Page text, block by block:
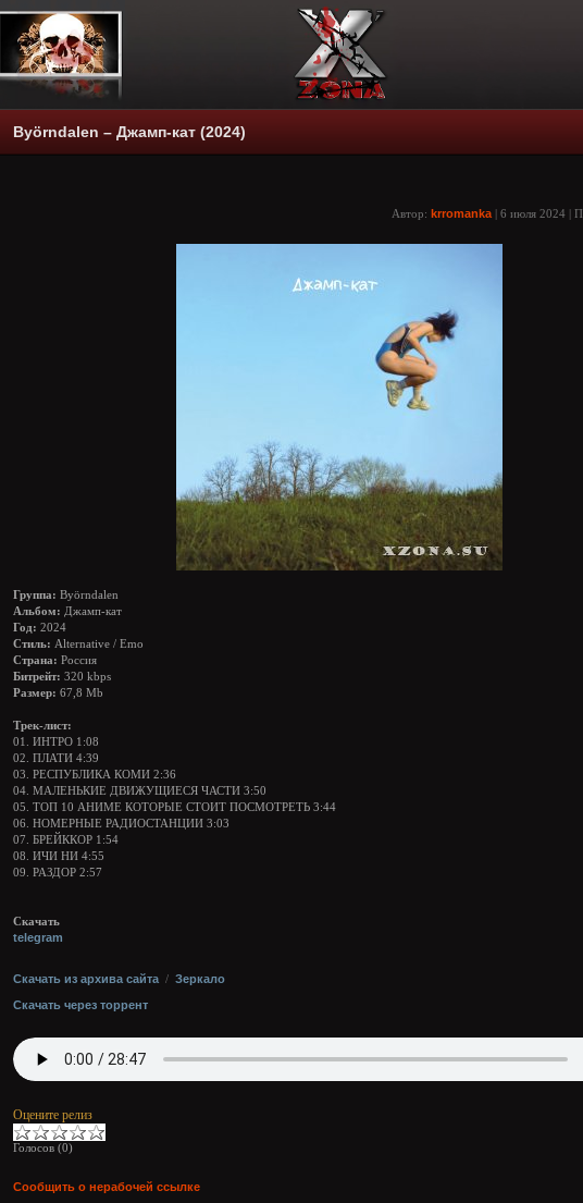
Byörndalen – Джамп-кат (2024)
Автор: krromanka | 6 июля 2024 |
Группа: Byörndalen
Альбом: Джамп-кат
Год: 2024
Стиль: Alternative / Emo
Страна: Россия
Битрейт: 320 kbps
Размер: 67,8 Мb
Трек-лист:
01. ИНТРО 1:08
02. ПЛАТИ 4:39
03. РЕСПУБЛИКА КОМИ 2:36
04. МАЛЕНЬКИЕ ДВИЖУЩИЕСЯ ЧАСТИ 3:50
05. ТОП 10 АНИМЕ КОТОРЫЕ СТОИТ ПОСМОТРЕТЬ 3:44
06. НОМЕРНЫЕ РАДИОСТАНЦИИ 3:03
07. БРЕЙККОР 1:54
08. ИЧИ НИ 4:55
09. РАЗДОР 2:57
Скачать
telegram
Скачать из архива сайта / Зеркало
Скачать через торрент
Оцените релиз
Голосов (0)
Сообщить о нерабочей ссылке